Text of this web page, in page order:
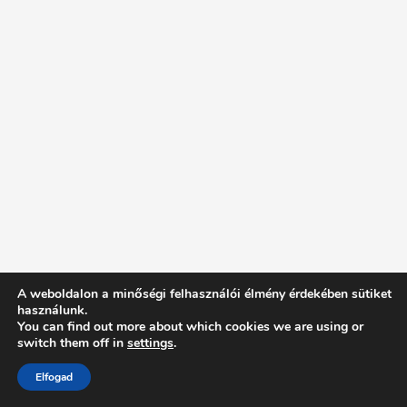
Intentionally Blank - Proudly powered by WordPress
A weboldalon a minőségi felhasználói élmény érdekében sütiket
használunk.
You can find out more about which cookies we are using or
switch them off in settings.
Elfogad